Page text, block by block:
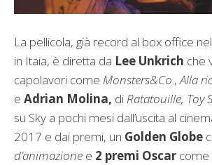
La pellicola, già record al box office
in Itaia, è diretta da Lee Unkrich che
capolavori come Monsters&Co.,Alla
e Adrian Molina, di Ratatouille, Toy
su Sky a pochi mesi dall’uscita al
2017 e dai premi, un Golden Globe
d’animazione e 2 premi Oscar come